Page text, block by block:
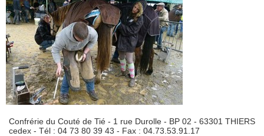
Confrérie du Couté de Tié - 1 rue Durolle - BP 02 - 63301 THIERS
cedex - Tél : 04 73 80 39 43 - Fax : 04.73.53.91.17